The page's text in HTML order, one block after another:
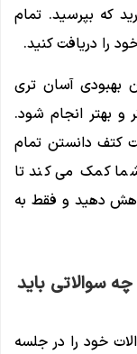
که بپرسید. تمام
را دریافت کنید.
بهبودی آسان تری
و بهتر انجام شود.
کتف دانستن تمام
کمک می کند تا
دهید و فقط به
سوالاتی باید
خود را در جلسه